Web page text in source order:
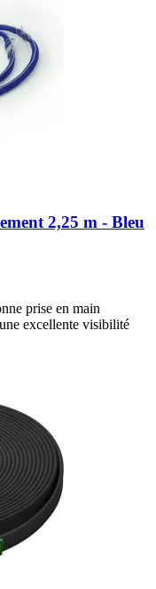
2,25 m -​ Bleu
prise en main
excellente visibilité